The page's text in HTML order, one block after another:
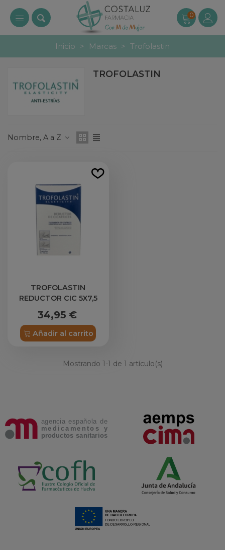
0
Inicio > Marcas > Trofolastin
TROFOLASTIN
Nombre, A a Z
TROFOLASTIN
REDUCTOR CIC 5X7,5
34,95 €
Añadir al carrito
Mostrando 1-1 de 1 artículo(s)